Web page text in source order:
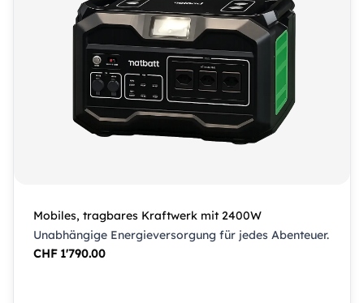
Mobiles, tragbares Kraftwerk mit 2400W
Unabhängige Energieversorgung für jedes Abenteuer.
CHF1'790.00